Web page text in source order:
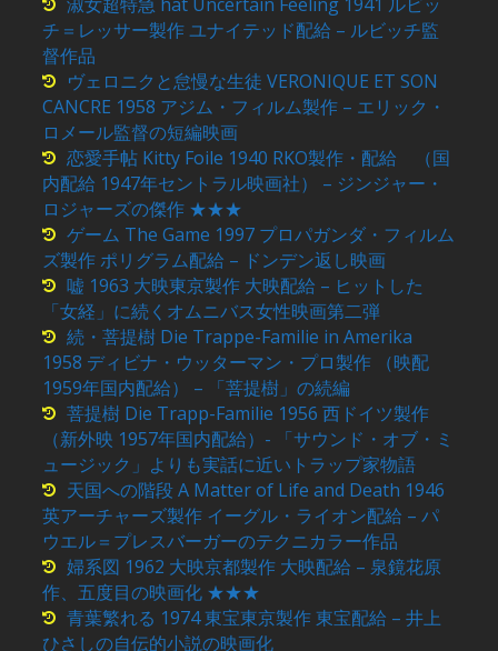
淑女超特急 hat Uncertain Feeling 1941 ルビッ
チ＝レッサー製作 ユナイテッド配給 – ルビッチ監
督作品
ヴェロニクと怠慢な生徒 VERONIQUE ET SON
CANCRE 1958 アジム・フィルム製作 – エリック・
ロメール監督の短編映画
恋愛手帖 Kitty Foile 1940 RKO製作・配給 （国
内配給 1947年セントラル映画社） – ジンジャー・
ロジャーズの傑作 ★★★
ゲーム The Game 1997 プロパガンダ・フィルム
ズ製作 ポリグラム配給 – ドンデン返し映画
嘘 1963 大映東京製作 大映配給 – ヒットした
「女経」に続くオムニバス女性映画第二弾
続・菩提樹 Die Trappe-Familie in Amerika
1958 ディビナ・ウッターマン・プロ製作 （映配
1959年国内配給） – 「菩提樹」の続編
菩提樹 Die Trapp-Familie 1956 西ドイツ製作
（新外映 1957年国内配給）- 「サウンド・オブ・ミ
ュージック」よりも実話に近いトラップ家物語
天国への階段 A Matter of Life and Death 1946
英アーチャーズ製作 イーグル・ライオン配給 – パ
ウエル＝プレスバーガーのテクニカラー作品
婦系図 1962 大映京都製作 大映配給 – 泉鏡花原
作、五度目の映画化 ★★★
青葉繁れる 1974 東宝東京製作 東宝配給 – 井上
ひさしの自伝的小説の映画化